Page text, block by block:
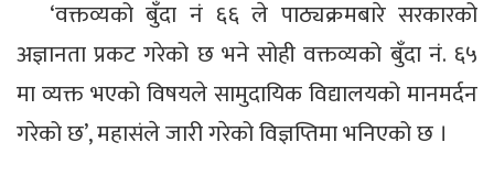
‘वक्तव्यको बुँदा नं ६६ ले पाठ्यक्रमबारे सरकारको
अज्ञानता प्रकट गरेको छ भने सोही वक्तव्यको बुँदा नं. ६५
मा व्यक्त भएको विषयले सामुदायिक विद्यालयको मानमर्दन
गरेको छ’, महासंले जारी गरेको विज्ञप्तिमा भनिएको छ ।